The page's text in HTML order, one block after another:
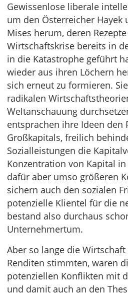
Gewissenlose liberale
um den Österreicher Hayek
Mises herum, deren
Wirtschaftskrise bereits in
in die Katastrophe geführt
wieder aus ihren Löchern
sich erneut zu formieren.
radikalen
Weltanschauung
entsprachen ihre Ideen den
Großkapitals, freilich
Sozialleistungen die
Konzentration von Kapital
dafür aber umso größeren
sichern auch den sozialen
potenzielle Klientel für die
bestand also durchaus
Unternehmertum.
Aber so lange die
Renditen stimmten, waren
potenziellen Konflikten mit
und damit auch an den